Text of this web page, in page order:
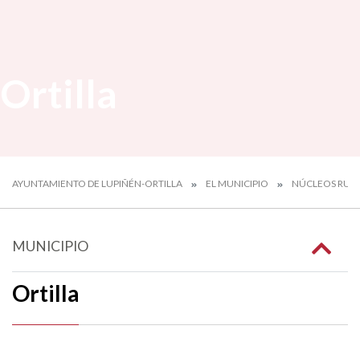
AYUNTAMIENTO DE LUPIÑÉN-ORTILLA EL MUNICIPIO NÚCLEOS
MUNICIPIO
Ortilla